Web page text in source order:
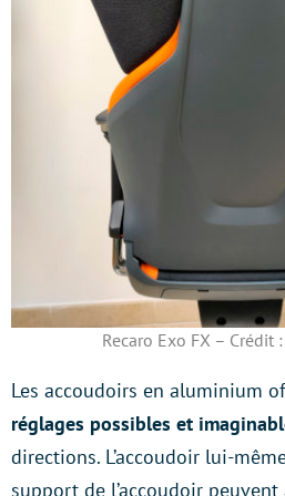
Recaro Exo FX – Crédit
Les accoudoirs en aluminium
réglages possibles et
directions. L’accoudoir lui-
support de l’accoudoir